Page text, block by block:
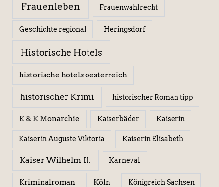
Frauenleben Frauenwahlrecht
Geschichte regional Heringsdorf
Historische Hotels
historische hotels oesterreich
historischer Krimi historischer Roman tipp
K & K Monarchie Kaiserbäder Kaiserin
Kaiserin Auguste Viktoria Kaiserin Elisabeth
Kaiser Wilhelm II. Karneval
Kriminalroman Köln Königreich Sachsen